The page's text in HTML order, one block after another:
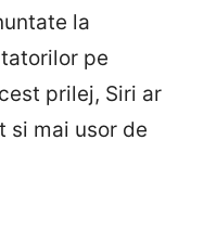
la
pe
prilej, Siri ar
si mai usor de